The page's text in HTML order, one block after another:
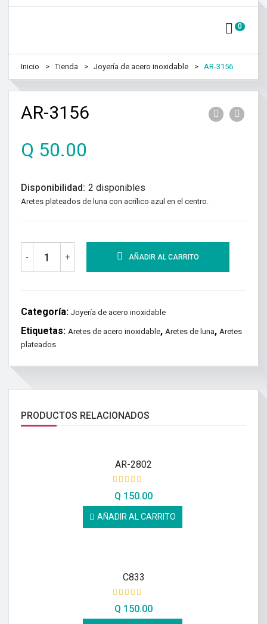
0
Inicio Tienda Joyería de acero inoxidable AR-3156
AR-3156
Q 50.00
Disponibilidad: 2 disponibles
Aretes plateados de luna con acrílico azul en el centro.
- + AÑADIR AL CARRITO
Categoría: Joyería de acero inoxidable
Etiquetas: Aretes de acero inoxidable, Aretes de luna, Aretes
plateados
PRODUCTOS RELACIONADOS
AR-2802
Q 150.00
AÑADIR AL CARRITO
C833
Q 150.00